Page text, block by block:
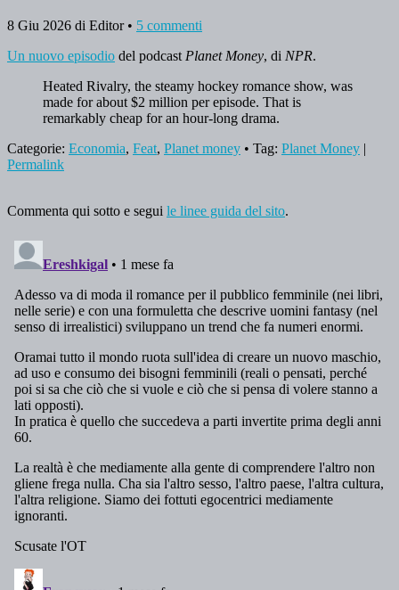
8 Giu 2026 di Editor• 5 commenti
Un nuovo episodio del podcast Planet Money, di NPR.
Heated Rivalry, the steamy hockey romance show, was
made for about $2 million per episode. That is
remarkably cheap for an hour-long drama.
Categorie: Economia, Feat, Planet money • Tag: Planet Money |
Permalink
Commenta qui sotto e segui le linee guida del sito.